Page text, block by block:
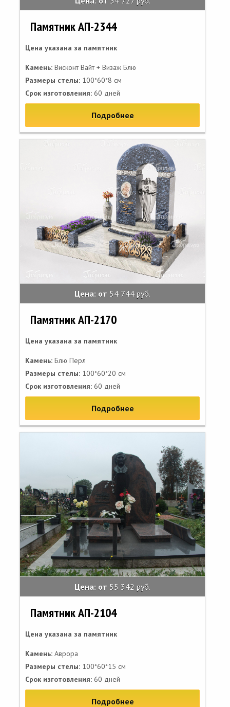
Памятник АП-2344
Цена указана за памятник
Камень: Висконт Вайт + Визаж Блю
Размеры стелы: 100*60*8 см
Срок изготовления: 60 дней
Подробнее
Цена: от 54 744 руб.
Памятник АП-2170
Цена указана за памятник
Камень: Блю Перл
Размеры стелы: 100*60*20 см
Срок изготовления: 60 дней
Подробнее
Цена: от 55 342 руб.
Памятник АП-2104
Цена указана за памятник
Камень: Аврора
Размеры стелы: 100*60*15 см
Срок изготовления: 60 дней
Подробнее